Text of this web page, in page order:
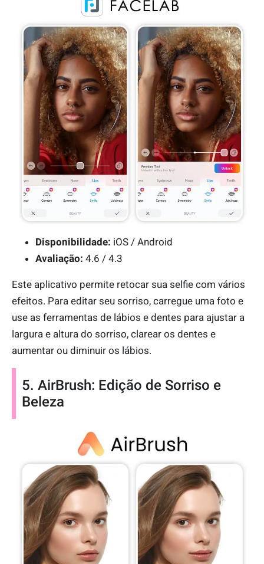
Disponibilidade: iOS / Android
Avaliação: 4.6 / 4.3
Este aplicativo permite retocar sua selfie com vários
efeitos. Para editar seu sorriso, carregue uma foto e
use as ferramentas de lábios e dentes para ajustar a
largura e altura do sorriso, clarear os dentes e
aumentar ou diminuir os lábios.
5. AirBrush: Edição de Sorriso e
Beleza